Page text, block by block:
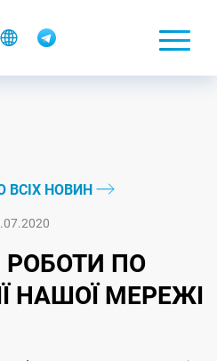
ВСІХ НОВИН
РОБОТИ ПО
НАШОЇ МЕРЕЖІ